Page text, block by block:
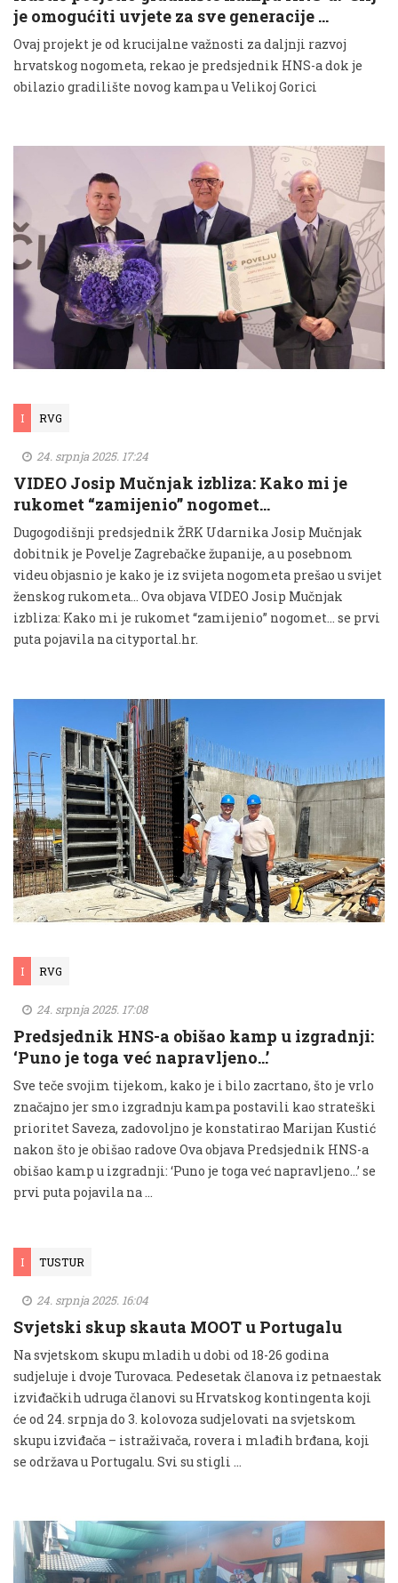
je omogućiti uvjete za sve generacije …
Ovaj projekt je od krucijalne važnosti za daljnji razvoj
hrvatskog nogometa, rekao je predsjednik HNS-a dok je
obilazio gradilište novog kampa u Velikoj Gorici
I RVG
24. srpnja 2025. 17:24
VIDEO Josip Mučnjak izbliza: Kako mi je
rukomet “zamijenio” nogomet…
Dugogodišnji predsjednik ŽRK Udarnika Josip Mučnjak
dobitnik je Povelje Zagrebačke županije, a u posebnom
videu objasnio je kako je iz svijeta nogometa prešao u svijet
ženskog rukometa... Ova objava VIDEO Josip Mučnjak
izbliza: Kako mi je rukomet “zamijenio” nogomet… se prvi
puta pojavila na cityportal.hr.
I RVG
24. srpnja 2025. 17:08
Predsjednik HNS-a obišao kamp u izgradnji:
‘Puno je toga već napravljeno…’
Sve teče svojim tijekom, kako je i bilo zacrtano, što je vrlo
značajno jer smo izgradnju kampa postavili kao strateški
prioritet Saveza, zadovoljno je konstatirao Marijan Kustić
nakon što je obišao radove Ova objava Predsjednik HNS-a
obišao kamp u izgradnji: ‘Puno je toga već napravljeno…’ se
prvi puta pojavila na …
I TUSTUR
24. srpnja 2025. 16:04
Svjetski skup skauta MOOT u Portugalu
Na svjetskom skupu mladih u dobi od 18-26 godina
sudjeluje i dvoje Turovaca. Pedesetak članova iz petnaestak
izviđačkih udruga članovi su Hrvatskog kontingenta koji
će od 24. srpnja do 3. kolovoza sudjelovati na svjetskom
skupu izviđača – istraživača, rovera i mlađih brđana, koji
se održava u Portugalu. Svi su stigli …